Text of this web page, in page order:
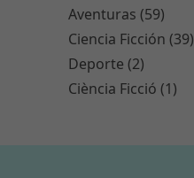
Aventuras (59)
Ciencia Ficción (39)
Deporte (2)
Ciència Ficció (1)